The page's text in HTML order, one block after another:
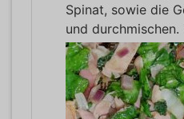
Spinat, sowie die
und